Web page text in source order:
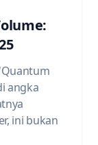
angka
ini bukan